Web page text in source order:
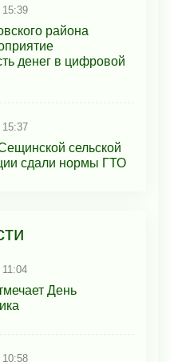
15:39
района
денег в цифровой
15:37
сельской
сдали нормы ГТО
11:04
День
10:58